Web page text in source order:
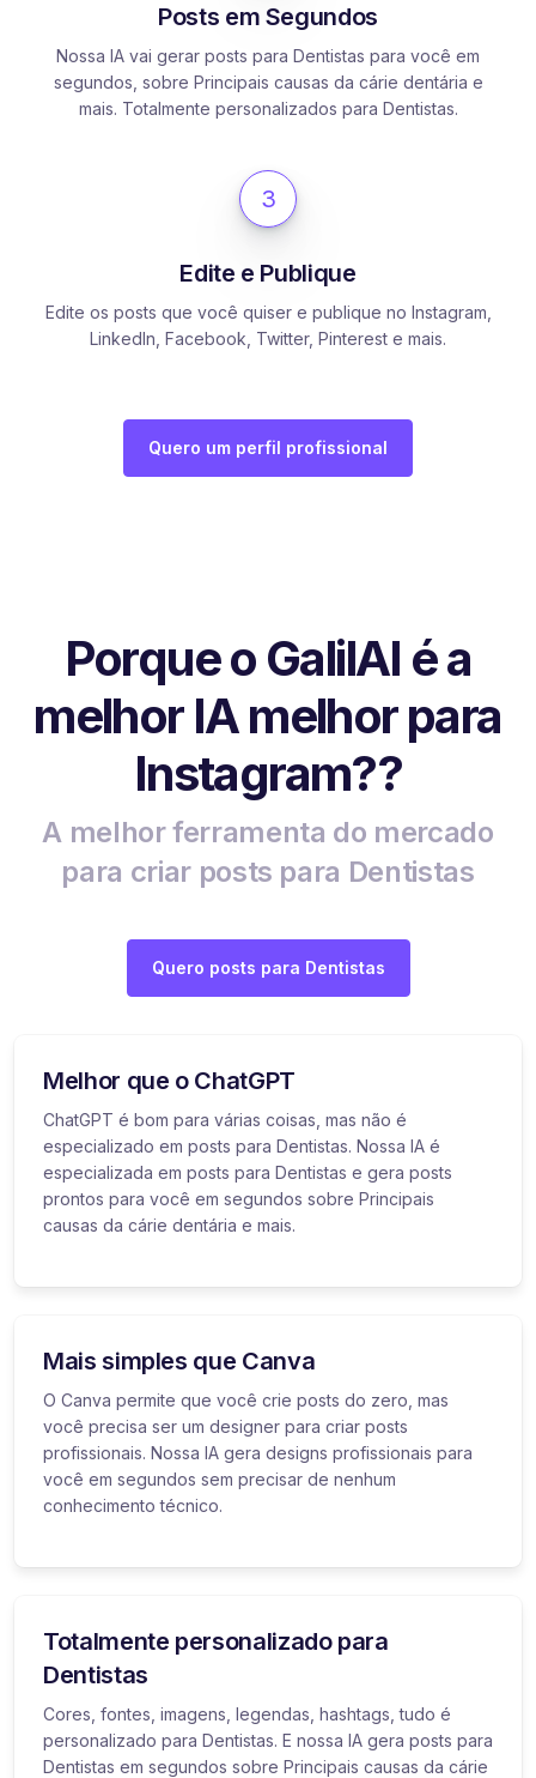
Posts em Segundos
Nossa IA vai gerar posts para Dentistas para você em
segundos, sobre Principais causas da cárie dentária e
mais. Totalmente personalizados para Dentistas.
3
Edite e Publique
Edite os posts que você quiser e publique no Instagram,
LinkedIn, Facebook, Twitter, Pinterest e mais.
Quero um perfil profissional
Porque o GalilAI é a
melhor IA melhor para
Instagram??
A melhor ferramenta do mercado
para criar posts para Dentistas
Quero posts para Dentistas
Melhor que o ChatGPT
ChatGPT é bom para várias coisas, mas não é
especializado em posts para Dentistas. Nossa IA é
especializada em posts para Dentistas e gera posts
prontos para você em segundos sobre Principais
causas da cárie dentária e mais.
Mais simples que Canva
O Canva permite que você crie posts do zero, mas
você precisa ser um designer para criar posts
profissionais. Nossa IA gera designs profissionais para
você em segundos sem precisar de nenhum
conhecimento técnico.
Totalmente personalizado para
Dentistas
Cores, fontes, imagens, legendas, hashtags, tudo é
personalizado para Dentistas. E nossa IA gera posts para
Dentistas em segundos sobre Principais causas da cárie